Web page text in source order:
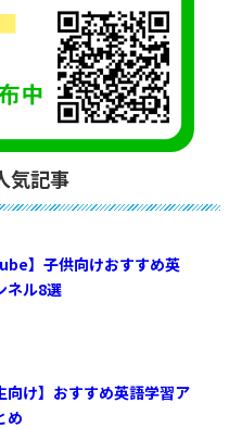
気記事
】子供向けおすすめ英
ネル8選
向け】おすすめ英語学習ア
め